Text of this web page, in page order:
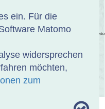
ein. Für die
Matomo
widersprechen
möchten,
zum